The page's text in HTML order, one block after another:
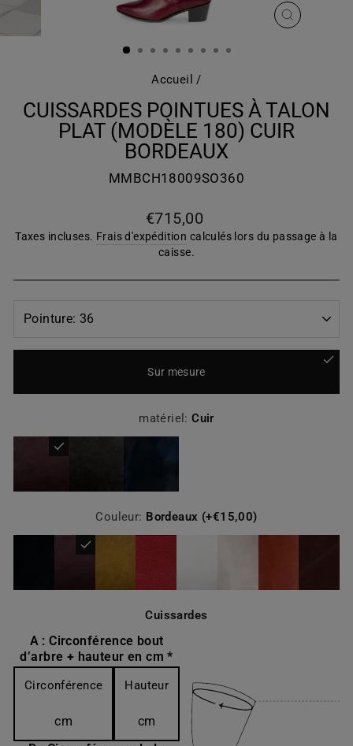
FERMER
Accueil /
CUISSARDES POINTUES À TALON
PLAT (MODÈLE 180) CUIR
BORDEAUX
MMBCH18009SO360
Prix
régulier
€715,00
Taxes incluses. Frais d'expédition calculés lors du passage à la
caisse.
Sur mesure
matériel:Cuir
Couleur: Bordeaux (+€15,00)
Cuissardes
A : Circonférence bout
d’arbre + hauteur en cm *
Circonférence
cm
Hauteur
cm